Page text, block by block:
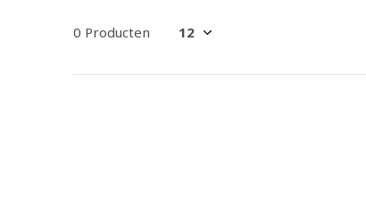
0 Producten